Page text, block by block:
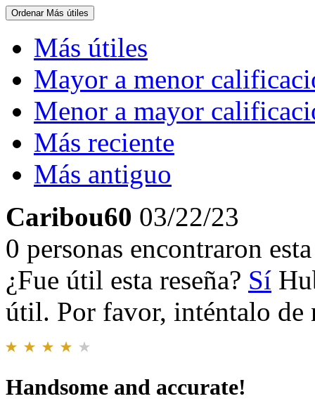
Ordenar Más útiles
Más útiles
Mayor a menor
Menor a mayor
Más reciente
Más antiguo
Caribou60 03/22/23
0 personas encontraron
¿Fue útil esta reseña? Sí
útil. Por favor, inténtalo de
Handsome and accurate!